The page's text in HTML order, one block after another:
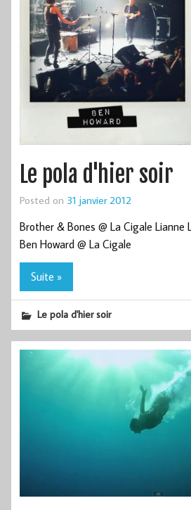
Le pola d'hier soir
Posted on 31 janvier 2012
Brother & Bones @ La Cigale Lianne
Ben Howard @ La Cigale
Suite »
Le pola d'hier soir